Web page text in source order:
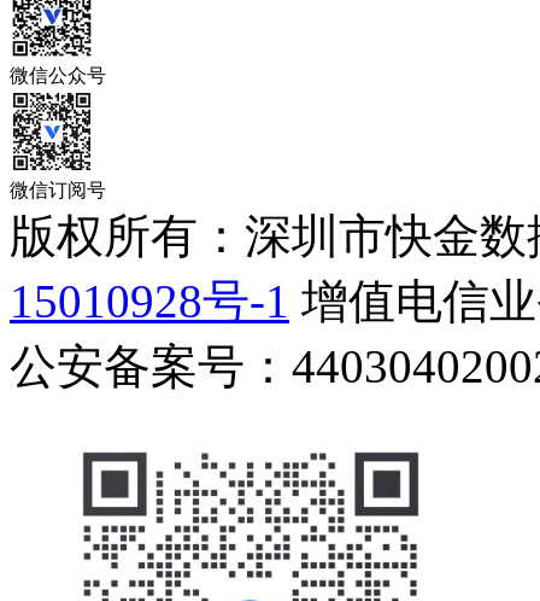
微信公众号
微信订阅号
版权所有：深圳市快金
15010928号-1 增值电信
公安备案号：